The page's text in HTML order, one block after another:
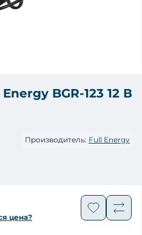
BGR-123 12 В
Производитель: Full Energy
цена?